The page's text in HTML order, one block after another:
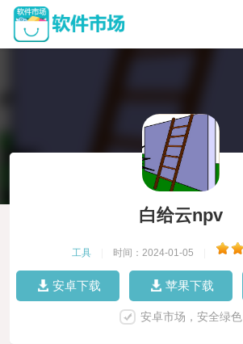
白给云npv
工具 时间：2024-01-05
安卓下载 苹果下载
安卓市场，安全绿色